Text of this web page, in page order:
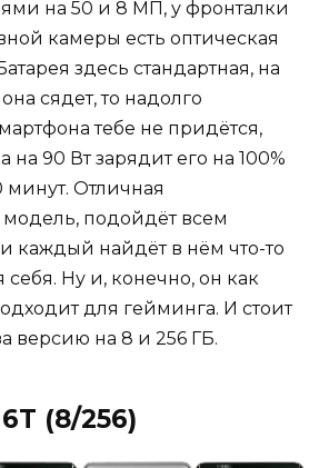
на 50 и 8 МП, у фронталки
камеры есть оптическая
здесь стандартная, на
сядет, то надолго
тебе не придётся,
на 90 Вт зарядит его на 100%
Отличная
подойдёт всем
каждый найдёт в нём что-то
себя. Ну и, конечно, он как
для гейминга. И стоит
версию на 8 и 256 ГБ.
(8/256)